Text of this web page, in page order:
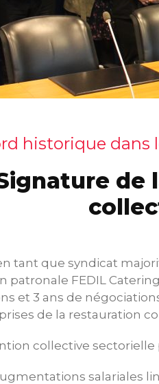
historique dans
de
en tant que syndicat
patronale FEDIL
et 3 ans de
de la restauration
collective sectorielle
salariales